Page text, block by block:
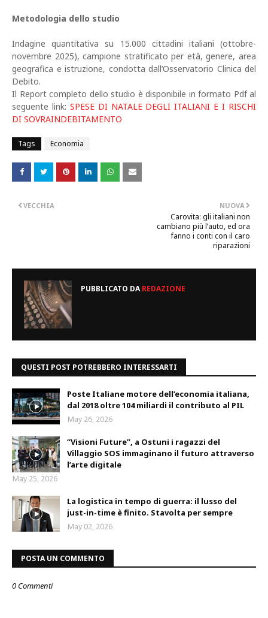
Metodologia dello studio
Indagine quantitativa su 15.000 cittadini italiani (ottobre-
novembre 2025), campione stratificato per età, genere, area
geografica e istruzione, condotta dall’Osservatorio Clinica del
Debito.
Il Report completo dello studio è disponibile in formato Pdf al
seguente link: SPESE DI NATALE DEGLI ITALIANI E I RISCHI
DI SOVRAINDEBITAMENTO
Tags Economia
NUOVA
Carovita: gli italiani non
cambiano più l’auto, ed ora
fanno i conti con il caro
riparazioni
VECCHIA
PUBBLICATO DAREDAZIONE
QUESTI POST POTREBBERO INTERESSARTI
Poste Italiane motore dell’economia italiana,
dal 2018 oltre 104 miliardi il contributo al PIL
May 26, 2026
“Visioni Future”, a Ostuni i ragazzi del
Villaggio SOS immaginano il futuro attraverso
l’arte digitale
May 25, 2026
La logistica in tempo di guerra: il lusso del
just-in-time è finito. Stavolta per sempre
May 02, 2026
POSTA UN COMMENTO
0 Commenti